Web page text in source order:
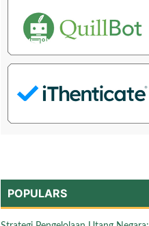
POPULARS